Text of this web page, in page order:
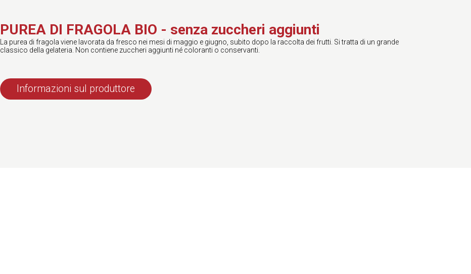
PUREA DI FRAGOLA BIO - senza zuccheri aggiunti
La purea di fragola viene lavorata da fresco nei mesi di maggio e giugno, subito dopo la raccolta dei frutti. Si tratta di un grande
classico della gelateria. Non contiene zuccheri aggiunti né coloranti o conservanti.
Informazioni sul produttore